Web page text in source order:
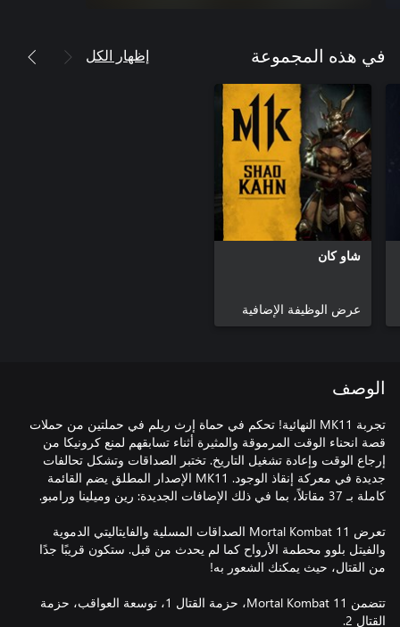
في هذه المجموعة إظهار الكل
شاو كان
عرض الوظيفة الإضافية
الوصف
تجربة MK11 النهائية! تحكم في حماة إرث ريلم في حملتين من حملات
قصة انحناء الوقت المرموقة والمثيرة أثناء تسابقهم لمنع كرونيكا من
إرجاع الوقت وإعادة تشغيل التاريخ. تختبر الصداقات وتشكل تحالفات
جديدة في معركة إنقاذ الوجود. MK11 الإصدار المطلق يضم القائمة
تعرض Mortal Kombat 11 الصداقات المسلية والفايتاليتي الدموية
والفيتل بلوو محطمة الأرواح كما لم يحدث من قبل. ستكون قريبًا جدًا
تتضمن Mortal Kombat 11، حزمة القتال 1، توسعة العواقب، حزمة